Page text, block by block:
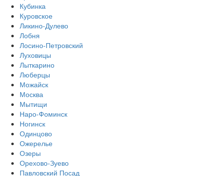
Кубинка
Куровское
Ликино-Дулево
Лобня
Лосино-Петровский
Луховицы
Лыткарино
Люберцы
Можайск
Москва
Мытищи
Наро-Фоминск
Ногинск
Одинцово
Ожерелье
Озеры
Орехово-Зуево
Павловский Посад